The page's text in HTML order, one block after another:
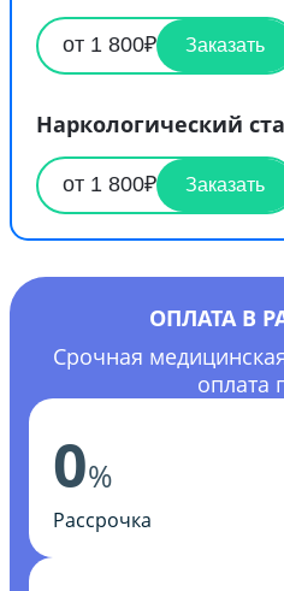
от 1 800₽ Заказать
Наркологический
от 1 800₽ Заказать
ОПЛАТА В
Срочная
оплата
0%
Рассрочка